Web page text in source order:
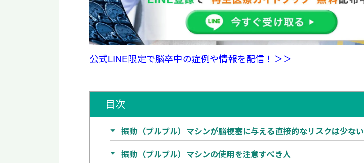
公式LINE限定で脳卒中の症例や情報を配信！＞＞
目次
振動（ブルブル）マシンが脳梗塞に与える直接的なリスクは少ない
振動（ブルブル）マシンの使用を注意すべき人